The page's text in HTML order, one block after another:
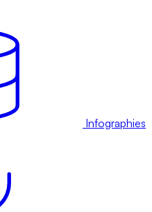
Infographies